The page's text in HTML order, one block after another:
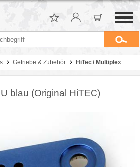
Getriebe & Zubehör HiTec / Multiplex
blau (Original HiTEC)